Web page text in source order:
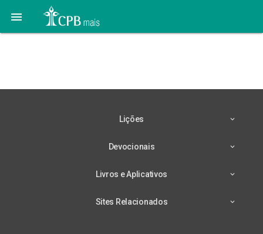

Lições
Devocionais
Livros e Aplicativos
Sites Relacionados